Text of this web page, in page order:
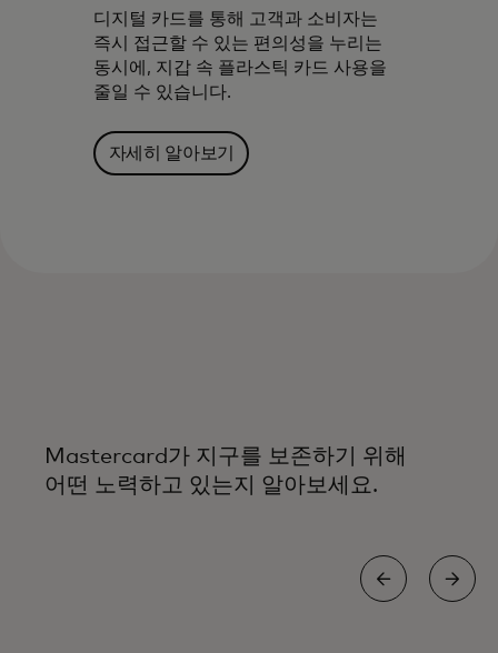
디지털 카드를 통해 고객과 소비자는
즉시 접근할 수 있는 편의성을 누리는
동시에, 지갑 속 플라스틱 카드 사용을
줄일 수 있습니다.
자세히 알아보기
Mastercard가 지구를 보존하기 위해
어떤 노력하고 있는지 알아보세요.